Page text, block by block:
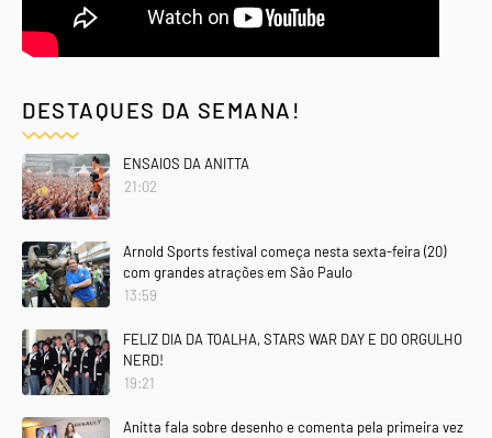
DESTAQUES DA SEMANA!
ENSAIOS DA ANITTA
21:02
Arnold Sports festival começa nesta sexta-feira (20)
com grandes atrações em São Paulo
13:59
FELIZ DIA DA TOALHA, STARS WAR DAY E DO ORGULHO
NERD!
19:21
Anitta fala sobre desenho e comenta pela primeira vez